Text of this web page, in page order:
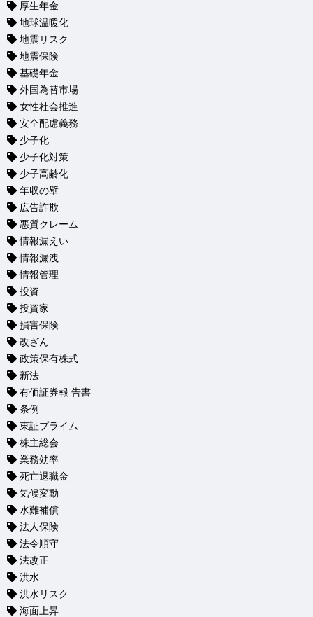
厚生年金
地球温暖化
地震リスク
地震保険
基礎年金
外国為替市場
女性社会推進
安全配慮義務
少子化
少子化対策
少子高齢化
年収の壁
広告詐欺
悪質クレーム
情報漏えい
情報漏洩
情報管理
投資
投資家
損害保険
改ざん
政策保有株式
新法
有価証券報 告書
条例
東証プライム
株主総会
業務効率
死亡退職金
気候変動
水難補償
法人保険
法令順守
法改正
洪水
洪水リスク
海面上昇